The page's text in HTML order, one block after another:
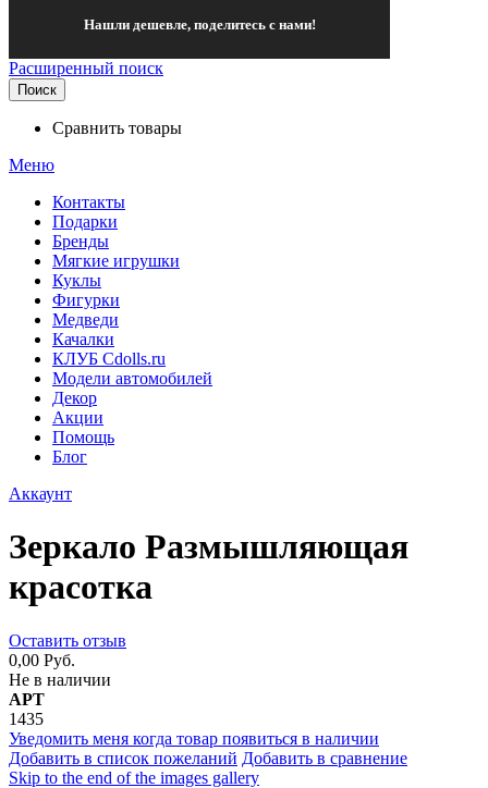
Нашли дешевле, поделитесь с нами!
Расширенный поиск
Поиск
Сравнить товары
Меню
Контакты
Подарки
Бренды
Мягкие игрушки
Куклы
Фигурки
Медведи
Качалки
КЛУБ Cdolls.ru
Модели автомобилей
Декор
Акции
Помощь
Блог
Аккаунт
Зеркало Размышляющая
красотка
Оставить отзыв
0,00 Руб.
Не в наличии
АРТ
1435
Уведомить меня когда товар появиться в наличии
Добавить в список пожеланий Добавить в сравнение
Skip to the end of the images gallery